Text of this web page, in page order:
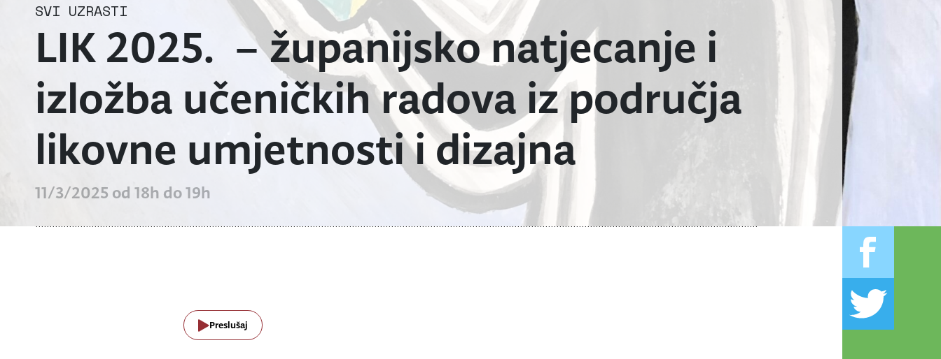
SVI UZRASTI
LIK 2025. – županijsko natjecanje i
izložba učeničkih radova iz područja
likovne umjetnosti i dizajna
11/3/2025 od 18h do 19h
Preslušaj